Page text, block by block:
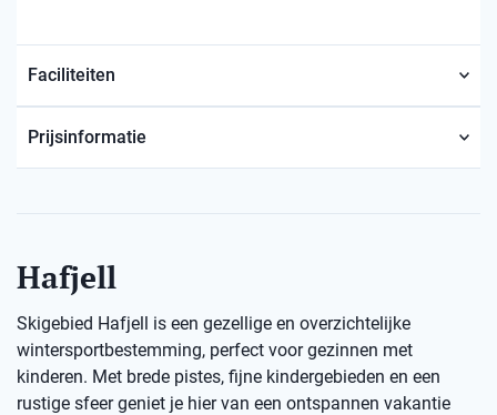
Faciliteiten
Prijsinformatie
Hafjell
Skigebied Hafjell is een gezellige en overzichtelijke
wintersportbestemming, perfect voor gezinnen met
kinderen. Met brede pistes, fijne kindergebieden en een
rustige sfeer geniet je hier van een ontspannen vakantie